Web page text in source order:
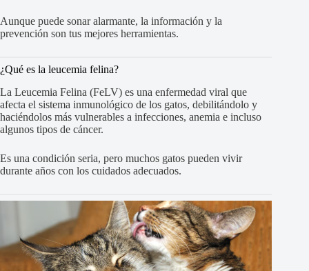
Aunque puede sonar alarmante, la información y la
prevención son tus mejores herramientas.
¿Qué es la leucemia felina?
La Leucemia Felina (FeLV) es una enfermedad viral que
afecta el sistema inmunológico de los gatos, debilitándolo y
haciéndolos más vulnerables a infecciones, anemia e incluso
algunos tipos de cáncer.
Es una condición seria, pero muchos gatos pueden vivir
durante años con los cuidados adecuados.